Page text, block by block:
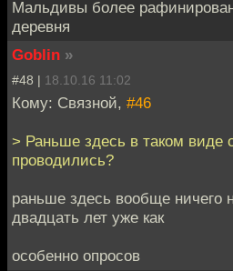
Мальдивы более
деревня
Goblin »
#48 | 18.10.16 11:02
Кому: Связной, #46
> Раньше здесь в таком виде
проводились?
раньше здесь вообще ничего
двадцать лет уже как
особенно опросов